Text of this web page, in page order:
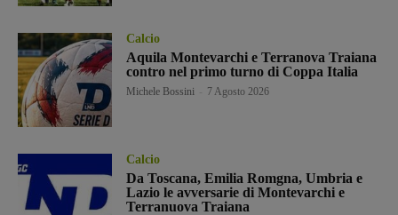
Calcio
Aquila Montevarchi e Terranova Traiana
contro nel primo turno di Coppa Italia
Michele Bossini 7 Agosto 2026
Calcio
Da Toscana, Emilia Romgna, Umbria e
Lazio le avversarie di Montevarchi e
Terranuova Traiana